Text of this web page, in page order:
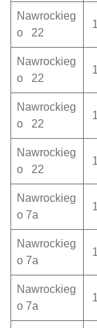
Nawrockieg
o 22
Nawrockieg
o 22
Nawrockieg
o 22
Nawrockieg
o 22
Nawrockieg
o 7a
Nawrockieg
o 7a
Nawrockieg
o 7a